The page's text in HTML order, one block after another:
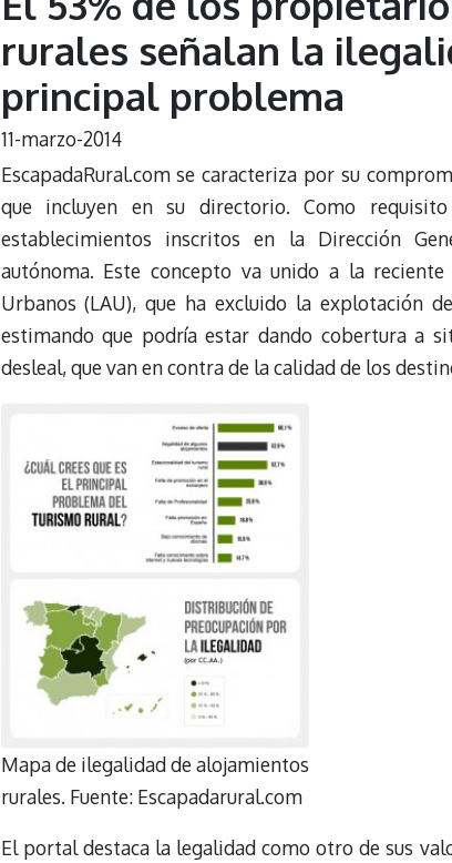
rurales señalan la
principal problema
11-marzo-2014
EscapadaRural.com se caracteriza por su
que incluyen en su directorio. Como
establecimientos inscritos en la Dirección
autónoma. Este concepto va unido a la
Urbanos (LAU), que ha excluido la explotación
estimando que podría estar dando cobertura a
desleal, que van en contra de la calidad de los
Mapa de ilegalidad de alojamientos
rurales. Fuente: Escapadarural.com
El portal destaca la legalidad como otro de sus